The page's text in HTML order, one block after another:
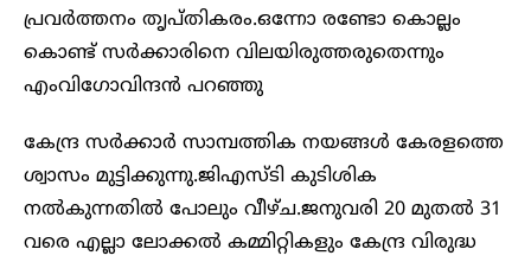
പ്രവർത്തനം തൃപ്തികരം.ഒന്നോ രണ്ടോ കൊല്ലം
കൊണ്ട് സര്‍ക്കാരിനെ വിലയിരുത്തരുതെന്നും
എംവിഗോവിന്ദന്‍ പറഞ്ഞു
കേന്ദ്ര സർക്കാർ സാമ്പത്തിക നയങ്ങൾ കേരളത്തെ
ശ്വാസം മുട്ടിക്കുന്നു.ജിഎസ്ടി കുടിശിക
നൽകുന്നതിൽ പോലും വീഴ്ച.ജനുവരി 20 മുതൽ 31
വരെ എല്ലാ ലോക്കൽ കമ്മിറ്റികളും കേന്ദ്ര വിരുദ്ധ